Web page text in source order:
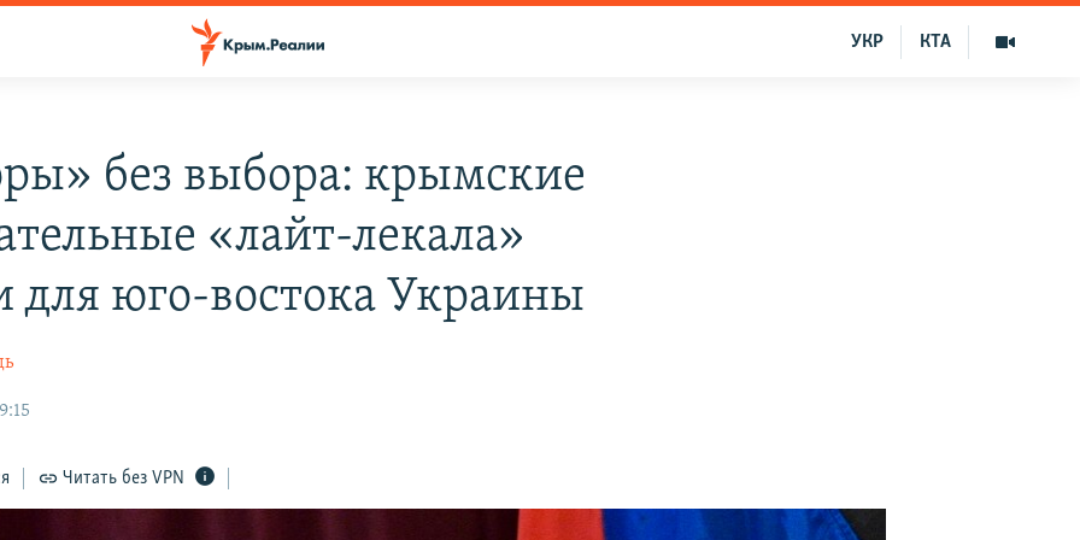
КТА
УКР
без выбора: крымские
«лайт-лекала»
для юго-востока Украины
Читать без VPN